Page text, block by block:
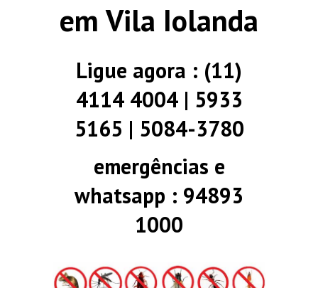
em Vila Iolanda
Ligue agora : (11)
4114 4004 | 5933
5165 | 5084-3780
emergências e
whatsapp : 94893
1000